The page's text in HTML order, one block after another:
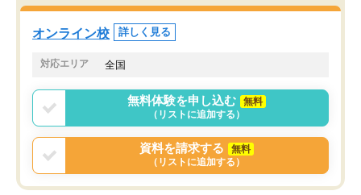
オンライン校 詳しく見る
対応エリア 全国
無料体験を申し込む
無料
（リストに追加する）
資料を請求する
無料
（リストに追加する）